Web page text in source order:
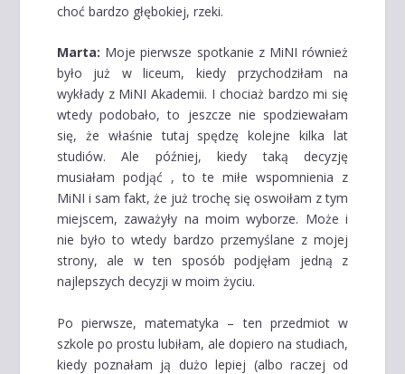
choć bardzo głębokiej, rzeki.
Marta: Moje pierwsze spotkanie z MiNI również
było już w liceum, kiedy przychodziłam na
wykłady z MiNI Akademii. I chociaż bardzo mi się
wtedy podobało, to jeszcze nie spodziewałam
się, że właśnie tutaj spędzę kolejne kilka lat
studiów. Ale później, kiedy taką decyzję
musiałam podjąć , to te miłe wspomnienia z
MiNI i sam fakt, że już trochę się oswoiłam z tym
miejscem, zaważyły na moim wyborze. Może i
nie było to wtedy bardzo przemyślane z mojej
strony, ale w ten sposób podjęłam jedną z
najlepszych decyzji w moim życiu.
Po pierwsze, matematyka – ten przedmiot w
szkole po prostu lubiłam, ale dopiero na studiach,
kiedy poznałam ją dużo lepiej (albo raczej od